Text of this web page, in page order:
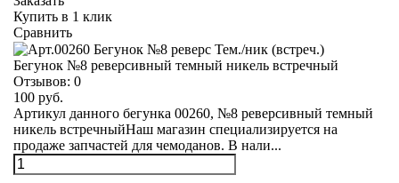
Купить в 1 клик
Сравнить
Бегунок №8 реверсивный темный никель встречный
Отзывов: 0
100 руб.
Артикул данного бегунка 00260, №8 реверсивный темный
никель встречныйНаш магазин специализируется на
продаже запчастей для чемоданов. В нали...